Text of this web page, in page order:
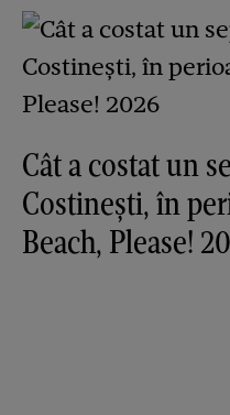
Cât a costat un
Costinești, în
Beach, Please!